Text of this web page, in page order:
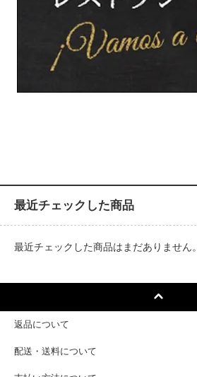
最近チェックした商品
最近チェックした商品はまだありません。
返品について
配送・送料について